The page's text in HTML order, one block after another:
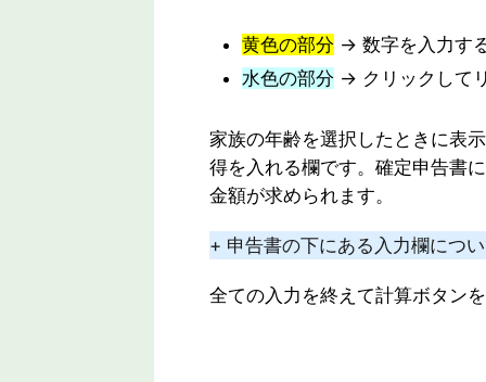
黄色の部分 → 数字を入力す
水色の部分 → クリックして
家族の年齢を選択したときに表
得を入れる欄です。確定申告書
金額が求められます。
+ 申告書の下にある入力欄につ
全ての入力を終えて計算ボタン